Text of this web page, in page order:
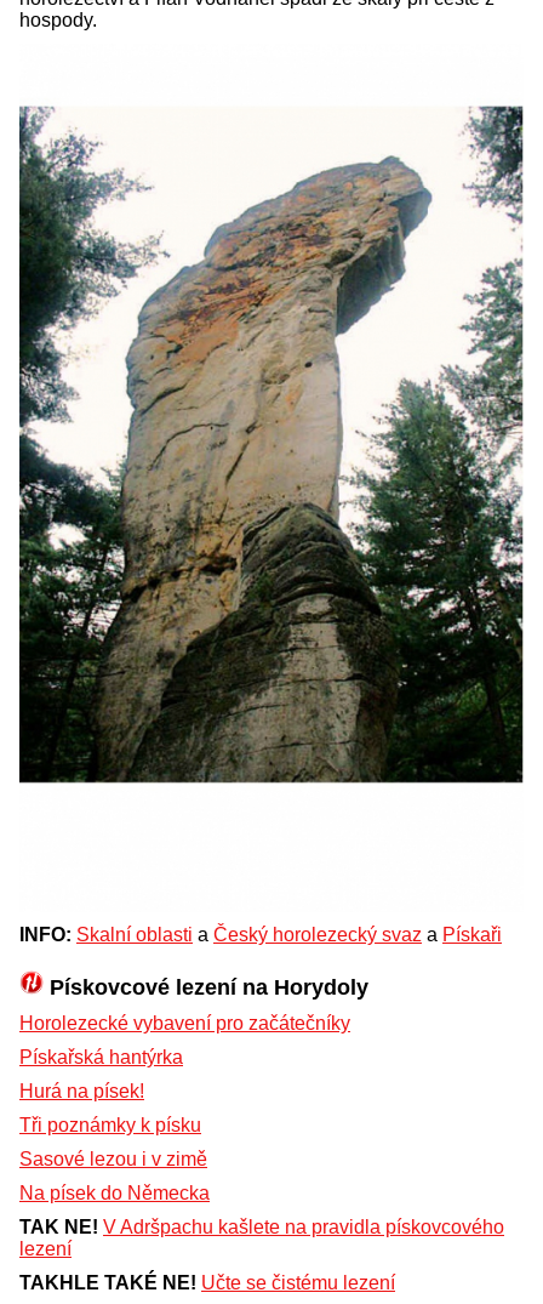
hospody.
INFO: Skalní oblasti a Český horolezecký svaz a Pískaři
Pískovcové lezení na Horydoly
Horolezecké vybavení pro začátečníky
Pískařská hantýrka
Hurá na písek!
Tři poznámky k písku
Sasové lezou i v zimě
Na písek do Německa
TAK NE! V Adršpachu kašlete na pravidla pískovcového
lezení
TAKHLE TAKÉ NE! Učte se čistému lezení